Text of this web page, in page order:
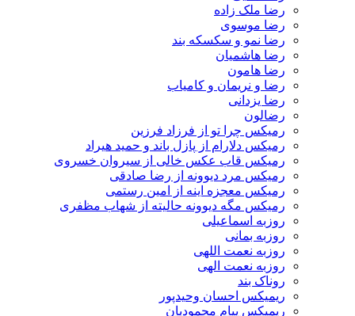
رضا ملک زاده
رضا موسوی
رضا نمو و سکسکه بند
رضا هاشمیان
رضا هامون
رضا و نریمان و کامیاب
رضا یزدانی
رضالون
رمیکس چرا تو از فرزاد فرزین
رمیکس دلارام از پازل باند و حمید هیراد
رمیکس قاب عکس خالی از سیروان خسروی
رمیکس مرد دیوونه از رضا صادقی
رمیکس معجزه اینه از امین رستمی
رمیکس مگه دیوونه حالیته از شهاب مظفری
روزبه اسماعیلی
روزبه بمانی
روزبه نعمت اللهی
روزبه نعمت الهی
روناک بند
ریمیکس احسان وحیدپور
ریمیکس پیام محمودیان